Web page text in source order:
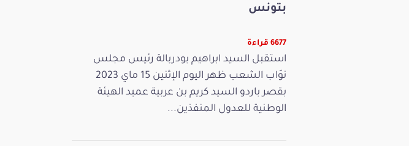
بتونس
6677 قراءة
استقبل السيد ابراهيم بودربالة رئيس مجلس
نوّاب الشعب ظهر اليوم الإثنين 15 ماي 2023
بقصر باردو السيد كريم بن عربية عميد الهيئة
الوطنية للعدول المنفذين...